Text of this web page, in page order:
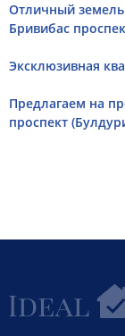
Отличный
Бривибас
Эксклюзивная
Предлагаем на
проспект